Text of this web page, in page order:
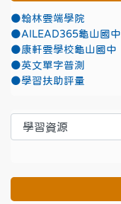
●翰林雲端學院
●AILEAD365龜山國中
●康軒雲學校龜山國中
●英文單字普測
●學習扶助評量